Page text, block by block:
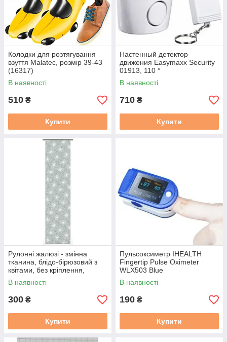
Колодки для розтягування
взуття Malatec, розмір 39-43
(16317)
В наявності
510 ₴
Купити
Настенный детектор
движения Easymaxx Security
01913, 110 °
В наявності
710 ₴
Купити
Рулонні жалюзі - змінна
тканина, блідо-бірюзовий з
квітами, без кріплення,
60x245 см
В наявності
300 ₴
Купити
Пульсоксиметр IHEALTH
Fingertip Pulse Oximeter
WLX503 Blue
В наявності
190 ₴
Купити